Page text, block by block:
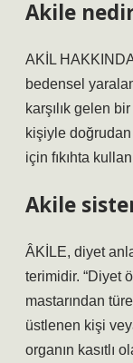
Akile
AKİL
bedensel
karşılık gelen
kişiyle doğrudan
için fıkıhta
Akile
ÂKİLE, diyet
terimidir. “Diyet
mastarından
üstlenen kişi
organın kasıtlı